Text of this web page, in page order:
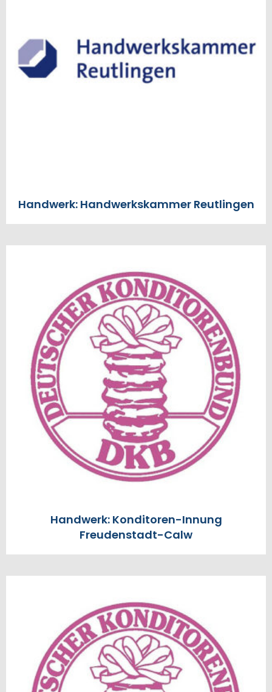
Handwerk: Handwerkskammer Reutlingen
Handwerk: Konditoren-Innung
Freudenstadt-Calw